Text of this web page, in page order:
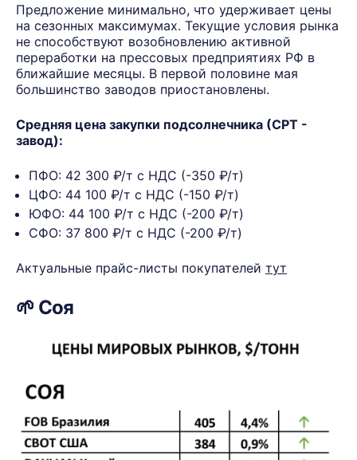
Предложение минимально, что удерживает цены
на сезонных максимумах. Текущие условия рынка
не способствуют возобновлению активной
переработки на прессовых предприятиях РФ в
ближайшие месяцы. В первой половине мая
большинство заводов приостановлены.
Средняя цена закупки подсолнечника (СРТ -
завод):
ПФО: 42 300 ₽/т с НДС (-350 ₽/т)
ЦФО: 44 100 ₽/т с НДС (-150 ₽/т)
ЮФО: 44 100 ₽/т с НДС (-200 ₽/т)
СФО: 37 800 ₽/т с НДС (-200 ₽/т)
Актуальные прайс-листы покупателей тут
🌱 Соя